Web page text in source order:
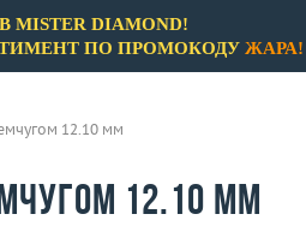
DIAMOND!
ПО ПРОМОКОДУ ЖАРА!
12.10 мм
12.10 мм